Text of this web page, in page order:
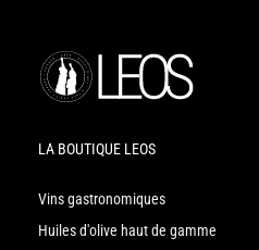
LA BOUTIQUE LEOS
Vins gastronomiques
Huiles d'olive haut de gamme